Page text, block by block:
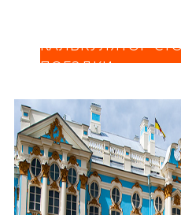
КАЛЬКУЛЯТОР
ПОЕЗДКИ